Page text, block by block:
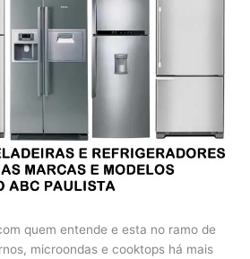
quem entende e esta no ramo de
microondas e cooktops há mais